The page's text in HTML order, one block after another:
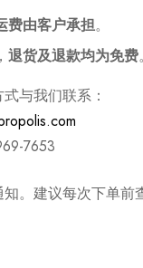
费由客户承担。
退货及退款均为免费。
与我们联系：
7653
。建议每次下单前